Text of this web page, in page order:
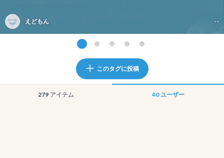
えどもん --
このタグに投稿
279 アイテム 40 ユーザー